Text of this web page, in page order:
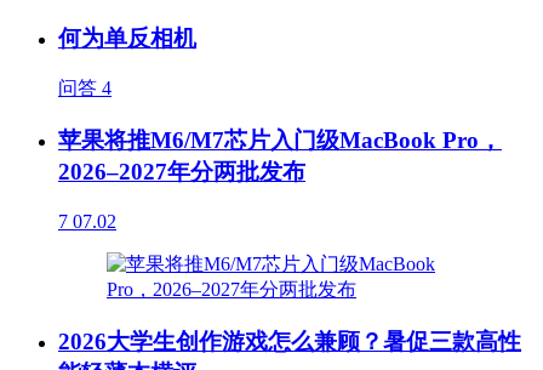
何为单反相机
问答 4
苹果将推M6/M7芯片入门级MacBook Pro，
2026–2027年分两批发布
7 07.02
2026大学生创作游戏怎么兼顾？暑促三款高性